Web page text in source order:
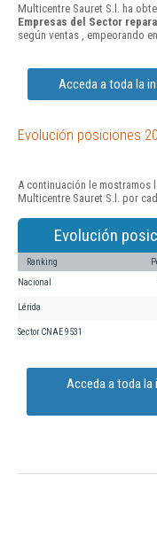
Multicentre Sauret S.l. ha
Empresas del Sector
según ventas , empeorando
Acceda a toda la
Evolución posiciones
A continuación le mostramos
Multicentre Sauret S.l. por
Evolución
Ranking
Nacional
Lérida
Sector CNAE 9531
Acceda a toda